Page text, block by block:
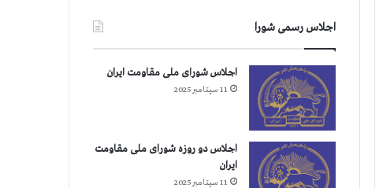
اجلاس رسمی شورا
اجلاس شورای ملی مقاومت ایران
11 سپتامبر 2025
اجلاس دو روزه شورای ملی مقاومت
ایران
11 سپتامبر 2025